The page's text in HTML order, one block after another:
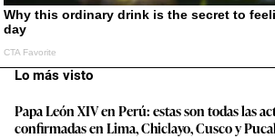
Lo más visto
Papa León XIV en Perú: estas son todas las
confirmadas en Lima, Chiclayo, Cusco y